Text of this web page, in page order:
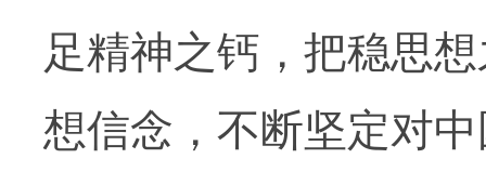
足精神之钙，把稳思
想信念，不断坚定对